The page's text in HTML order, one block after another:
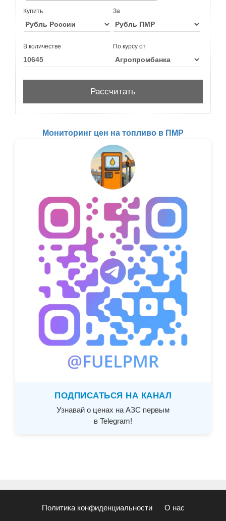
Купить За
В количестве По курсу от
Мониторинг цен на топливо в ПМР
ПОДПИСАТЬСЯ НА КАНАЛ
Узнавай о ценах на АЗС первым
в Telegram!
Политика конфиденциальности О нас